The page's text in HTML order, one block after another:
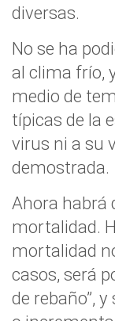
diversas.
No se ha
al clima frío,
medio de
típicas de la
virus ni a su
demostrada.
Ahora habrá
mortalidad.
mortalidad
casos, será
de rebaño”,